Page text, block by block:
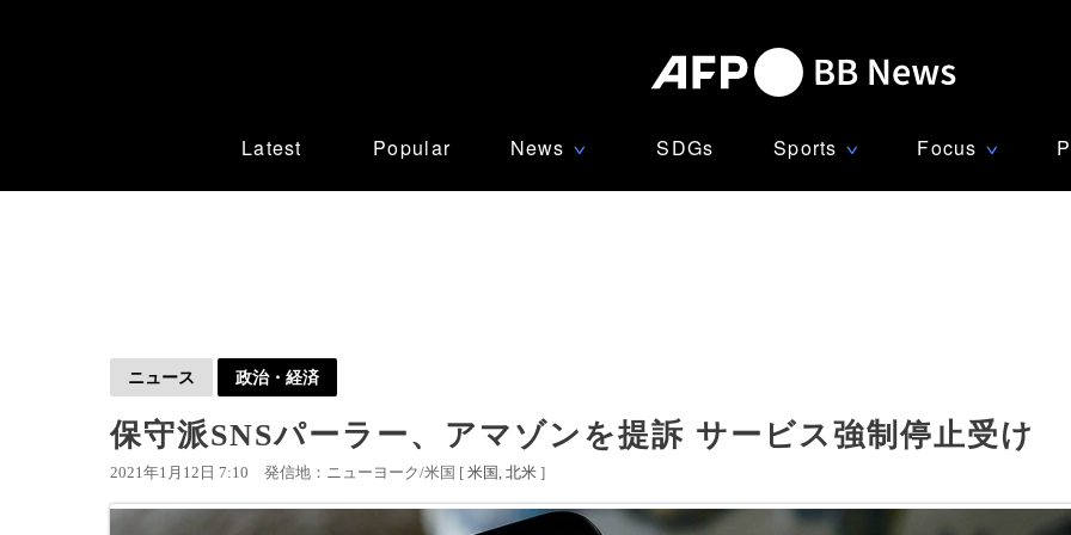
Latest Popular News ∨ SDGs Sports ∨ Focus ∨
ニュース 政治・経済
保守派SNSパーラー、アマゾンを提訴 サービス強制停止受け
2021年1月12日 7:10 発信地：ニューヨーク/米国 [ 米国 北米 ]